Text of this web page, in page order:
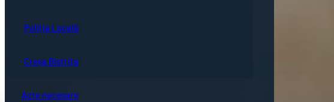
Poliția Locală
Creșa Bistrița
Acte necesare